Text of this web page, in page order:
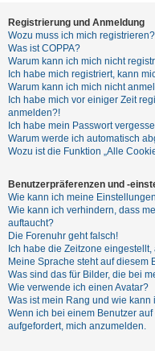
Registrierung und Anmeldung
Wozu muss ich mich registrieren?
Was ist COPPA?
Warum kann ich mich nicht
Ich habe mich registriert, kann
Warum kann ich mich nicht
Ich habe mich vor einiger Zeit
anmelden?!
Ich habe mein Passwort
Warum werde ich automatisch
Wozu ist die Funktion „Alle
Benutzerpräferenzen und -
Wie kann ich meine
Wie kann ich verhindern, dass
auftaucht?
Die Forenuhr geht falsch!
Ich habe die Zeitzone
Meine Sprache steht auf diesem
Was sind das für Bilder, die bei
Wie verwende ich einen Avatar?
Was ist mein Rang und wie kann
Wenn ich bei einem Benutzer
aufgefordert, mich anzumelden.